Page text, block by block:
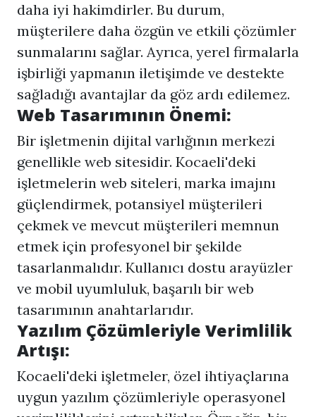
daha iyi hakimdirler. Bu durum,
müşterilere daha özgün ve etkili çözümler
sunmalarını sağlar. Ayrıca, yerel firmalarla
işbirliği yapmanın iletişimde ve destekte
sağladığı avantajlar da göz ardı edilemez.
Web Tasarımının Önemi:
Bir işletmenin dijital varlığının merkezi
genellikle web sitesidir. Kocaeli'deki
işletmelerin web siteleri, marka imajını
güçlendirmek, potansiyel müşterileri
çekmek ve mevcut müşterileri memnun
etmek için profesyonel bir şekilde
tasarlanmalıdır. Kullanıcı dostu arayüzler
ve mobil uyumluluk, başarılı bir web
tasarımının anahtarlarıdır.
Yazılım Çözümleriyle Verimlilik
Artışı:
Kocaeli'deki işletmeler, özel ihtiyaçlarına
uygun yazılım çözümleriyle operasyonel